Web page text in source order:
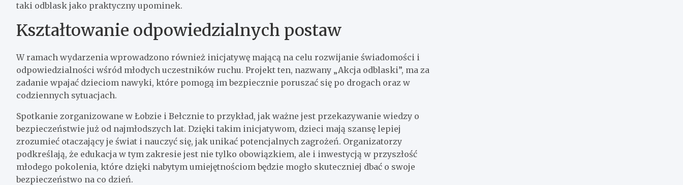
taki odblask jako praktyczny upominek.
Kształtowanie odpowiedzialnych postaw
W ramach wydarzenia wprowadzono również inicjatywę mającą na celu rozwijanie świadomości i
odpowiedzialności wśród młodych uczestników ruchu. Projekt ten, nazwany „Akcja odblaski”, ma za
zadanie wpajać dzieciom nawyki, które pomogą im bezpiecznie poruszać się po drogach oraz w
codziennych sytuacjach.
Spotkanie zorganizowane w Łobzie i Bełcznie to przykład, jak ważne jest przekazywanie wiedzy o
bezpieczeństwie już od najmłodszych lat. Dzięki takim inicjatywom, dzieci mają szansę lepiej
zrozumieć otaczający je świat i nauczyć się, jak unikać potencjalnych zagrożeń. Organizatorzy
podkreślają, że edukacja w tym zakresie jest nie tylko obowiązkiem, ale i inwestycją w przyszłość
młodego pokolenia, które dzięki nabytym umiejętnościom będzie mogło skuteczniej dbać o swoje
bezpieczeństwo na co dzień.